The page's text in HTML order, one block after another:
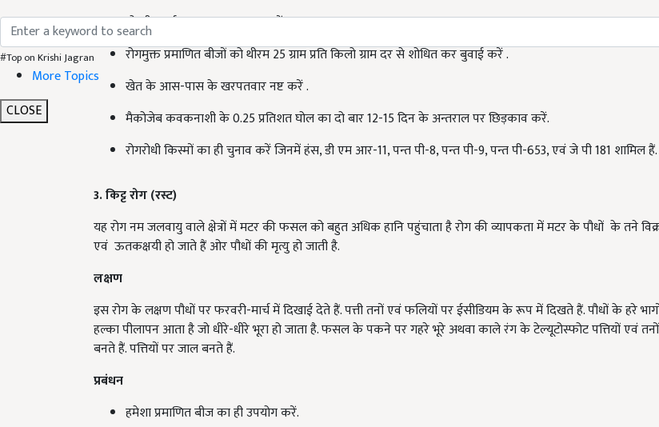
#Top on Krishi Jagran
More Topics
CLOSE
दो-तीन वर्ष का फसल चक्र अपनायें.
रोगमुक्त प्रमाणित बीजों को थीरम 25 ग्राम प्रति किलो ग्राम दर से शोधित कर बुवाई करें .
खेत के आस-पास के खरपतवार नष्ट करें .
मैकोजेब कवकनाशी के 0.25 प्रतिशत घोल का दो बार 12-15 दिन के अन्तराल पर छिड़काव करें.
रोगरोधी किस्मों का ही चुनाव करें जिनमें हंस, डी एम आर-11, पन्त पी-8, पन्त पी-9, पन्त पी-653, एवं जे पी 181 शामिल हैं.
3. किट्ट रोग (रस्ट)
यह रोग नम जलवायु वाले क्षेत्रों में मटर की फसल को बहुत अधिक हानि पहुंचाता है रोग की व्यापकता में मटर के पौधों के तने
एवं ऊतकक्षयी हो जाते हैं ओर पौधों की मृत्यु हो जाती है.
लक्षण
इस रोग के लक्षण पौधों पर फरवरी-मार्च में दिखाई देते हैं. पत्ती तनों एवं फलियों पर ईसीडियम के रूप में दिखते हैं. पौधों के हरे
हल्का पीलापन आता है जो धीरे-धीरे भूरा हो जाता है. फसल के पकने पर गहरे भूरे अथवा काले रंग के टेल्यूटोस्फोट पत्तियों एवं
बनते हैं. पत्तियों पर जाल बनते हैं.
प्रबंधन
हमेशा प्रमाणित बीज का ही उपयोग करें.